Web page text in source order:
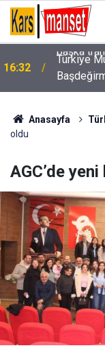
16:32
Türkiye
ödülü
Anasayfa
oldu
AGC’de